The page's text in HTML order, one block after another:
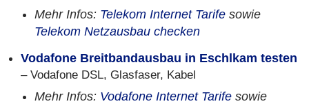
Mehr Infos: Telekom Internet Tarife sowie
Telekom Netzausbau checken
Vodafone Breitbandausbau in Eschlkam testen
– Vodafone DSL, Glasfaser, Kabel
Mehr Infos: Vodafone Internet Tarife sowie